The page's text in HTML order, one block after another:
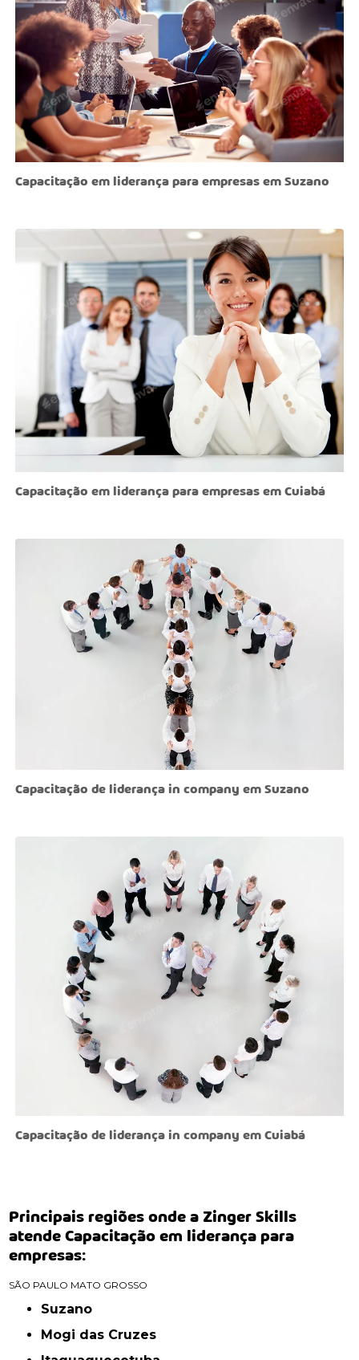
Capacitação em liderança para empresas em Suzano
Capacitação em liderança para empresas em Cuiabá
Capacitação de liderança in company em Suzano
Capacitação de liderança in company em Cuiabá
Principais regiões onde a Zinger Skills
atende Capacitação em liderança para
empresas:
SÃO PAULO MATO GROSSO
Suzano
Mogi das Cruzes